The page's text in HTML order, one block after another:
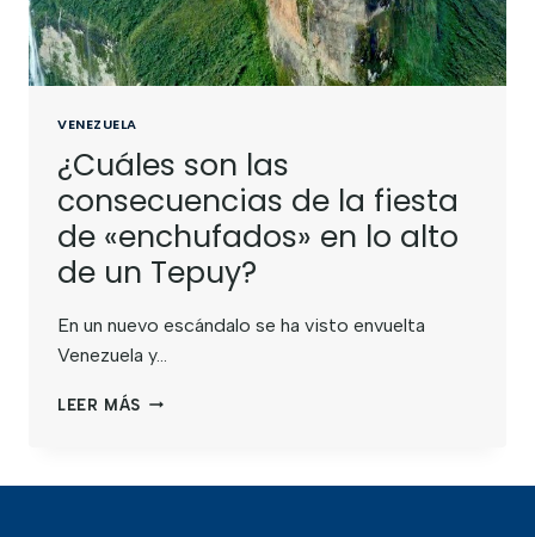
VENEZUELA
¿Cuáles son las
consecuencias de la fiesta
de «enchufados» en lo alto
de un Tepuy?
En un nuevo escándalo se ha visto envuelta
Venezuela y…
LEER MÁS